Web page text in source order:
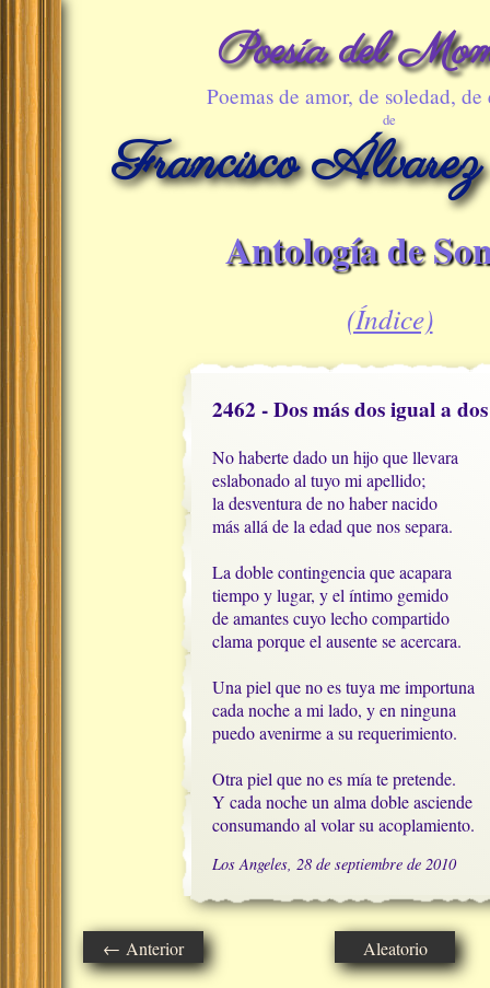
Poesía del
Poemas de amor, de soledad, de
de
Francisco
Antología de
(Índice)
2462 - Dos más dos igual a dos
No haberte dado un hijo que llevara
eslabonado al tuyo mi apellido;
la desventura de no haber nacido
más allá de la edad que nos separa.
La doble contingencia que acapara
tiempo y lugar, y el íntimo gemido
de amantes cuyo lecho compartido
clama porque el ausente se acercara.
Una piel que no es tuya me importuna
cada noche a mi lado, y en ninguna
puedo avenirme a su requerimiento.
Otra piel que no es mía te pretende.
Y cada noche un alma doble asciende
consumando al volar su acoplamiento.
Los Angeles, 28 de septiembre de 2010
← Anterior Aleatorio